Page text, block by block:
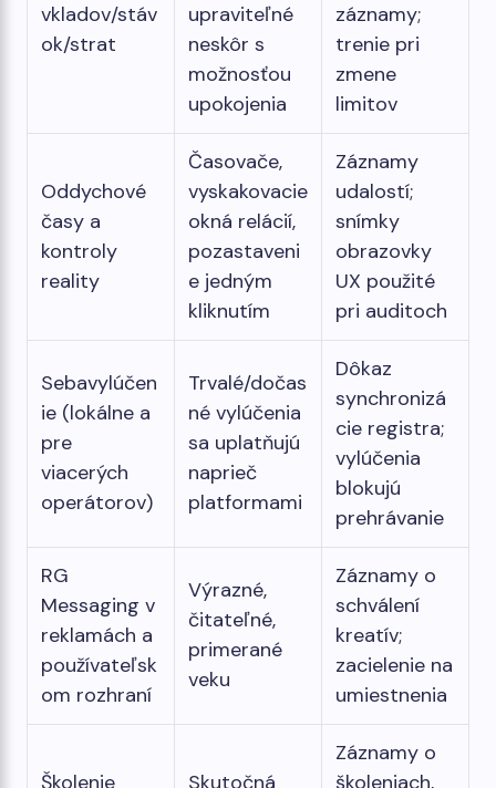
vkladov/stáv
ok/strat
upraviteľné
neskôr s
možnosťou
upokojenia
záznamy;
trenie pri
zmene
limitov
Oddychové
časy a
kontroly
reality
Časovače,
vyskakovacie
okná relácií,
pozastaveni
e jedným
kliknutím
Záznamy
udalostí;
snímky
obrazovky
UX použité
pri auditoch
Sebavylúčen
ie (lokálne a
pre
viacerých
operátorov)
Trvalé/dočas
né vylúčenia
sa uplatňujú
naprieč
platformami
Dôkaz
synchronizá
cie registra;
vylúčenia
blokujú
prehrávanie
RG
Messaging v
reklamách a
používateľsk
om rozhraní
Výrazné,
čitateľné,
primerané
veku
Záznamy o
schválení
kreatív;
zacielenie na
umiestnenia
Školenie Skutočná
Záznamy o
školeniach,